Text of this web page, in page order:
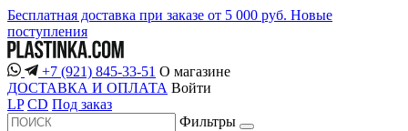
Бесплатная доставка при заказе от 5 000 руб. Новые
поступления
+7 (921) 845-33-51 О магазине
ДОСТАВКА И ОПЛАТА Войти
LP CD Под заказ
Фильтры